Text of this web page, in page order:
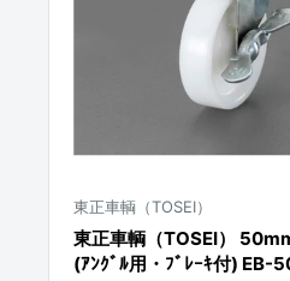
東正車輌（TOSEI）
東正車輌（TOSEI）
(ｱﾝｸﾞﾙ用・ﾌﾞﾚｰｷ付) EB-